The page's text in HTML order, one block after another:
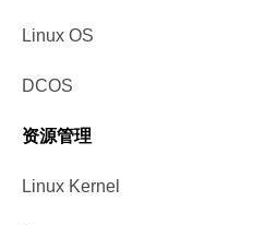
Linux OS
DCOS
资源管理
Linux Kernel